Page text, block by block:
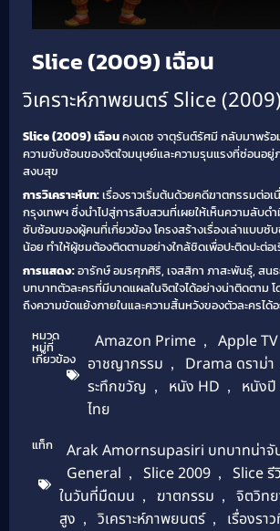
Slice (2009) เฉือน
วิเคราะห์ภาพยนตร์ Slice
Slice (2009) เฉือนคงเดช จาตุรันต์รัศมี กลับมาพร้อ
ความซับซ้อนของจิตใจมนุษย์และความรุนแรงที่ซ่อนอยู่
สงบสุข
การวิเคราะห์บท:เรื่องราวเริ่มต้นด้วยคดีฆาตกรรมต่อเ
กรุงเทพฯ ซึ่งนำไปสู่การสืบสวนที่เผยให้เห็นความลับด
ซับซ้อนของผู้คนที่เกี่ยวข้อง โครงสร้างเรื่องเล่าแบบซั
น้อย ทำให้ผู้ชมต้องติดตามอย่างใกล้ชิดเพื่อปะติดปะต่อ
การแสดง:อารักษ์ อมรศุภศิริ, เจสสิกา ภาสะพันธุ์, ส
บทบาทตัวละครที่มีบาดแผลในจิตใจได้อย่างน่าติดตาม
ถึงความขัดแย้งภายในและความสิ้นหวังของตัวละครได้
หมวด
หมู่ที่
เกี่ยวข้อง
Amazon Prime , Apple TV
อาชญากรรม , Drama ดราม่า
ระทึกขวัญ , หนัง HD , หนังปี
ไทย
แท็ก Arak Amornsupasiri บทบาทน่าจั
General , Slice 2009 , Slice รี
ในวันที่มืดมน , ฆาตกรรม , จิตวิท
สูง , วิเคราะห์ภาพยนตร์ , เรื่องรา